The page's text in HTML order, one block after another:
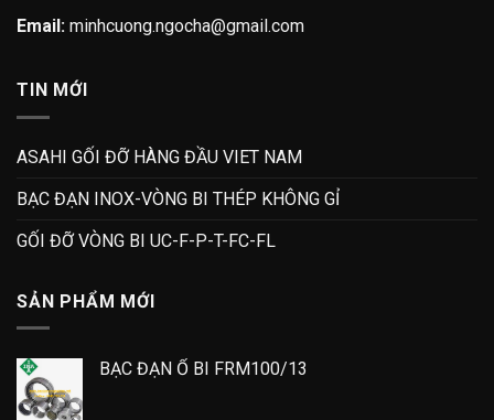
Email: minhcuong.ngocha@gmail.com
TIN MỚI
ASAHI GỐI ĐỠ HÀNG ĐẦU VIET NAM
BẠC ĐẠN INOX-VÒNG BI THÉP KHÔNG GỈ
GỐI ĐỠ VÒNG BI UC-F-P-T-FC-FL
SẢN PHẨM MỚI
BẠC ĐẠN Ổ BI FRM100/13